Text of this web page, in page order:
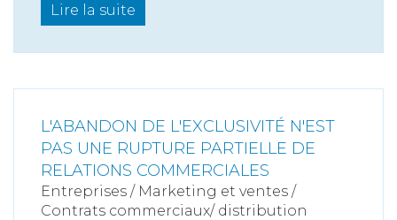
Lire la suite
L'ABANDON DE L'EXCLUSIVITÉ N'EST
PAS UNE RUPTURE PARTIELLE DE
RELATIONS COMMERCIALES
Entreprises / Marketing et ventes /
Contrats commerciaux/ distribution